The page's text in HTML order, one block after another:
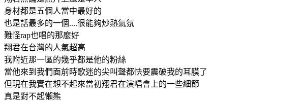
身材都是五個人當中最好的
也是話最多的一個....很能夠炒熱氣氛
難怪rap也唱的那麼好
翔君在台灣的人氣超高
我附近那一區的幾乎都是他的粉絲
當他來到我們面前時歌迷的尖叫聲都快要震破我的耳膜了
但現在我實在想不起來當初翔君在演唱會上的一些細節
真是對不起懶熊